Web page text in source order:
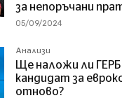
за непоръчани
05/09/2024
Анализи
Ще наложи ли ГЕРБ
кандидат за
отново?